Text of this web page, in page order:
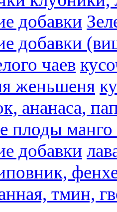
добавки
добавки
чаев
женьшеня
ананаса,
плоды
добавки
тмин,